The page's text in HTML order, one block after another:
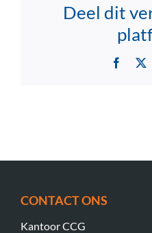
Deel dit
CONTACT ONS
Kantoor CCG